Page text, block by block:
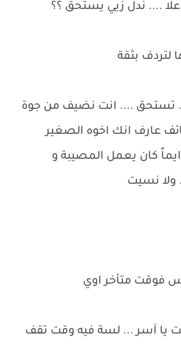
.... ندل زيي يستحق ؟؟
لتردف بثقة
تستحق .... انت نضيف من جوة
عارف انك اخوه الصغير
كان يعمل المصيبة و
ولا نسيت
فوقت متأخر اوي
يا آسر ... لسة فيه وقت تقف